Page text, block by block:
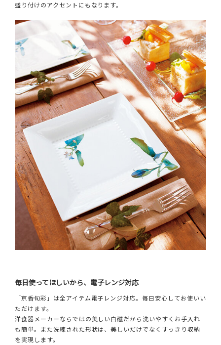
盛り付けのアクセントにもなります。
毎日使ってほしいから、電子レンジ対応
「京香旬彩」は全アイテム電子レンジ対応。毎日安心してお使いい
ただけます。
洋食器メーカーならではの美しい白磁だから洗いやすくお手入れ
も簡単。また洗練された形状は、美しいだけでなくすっきり収納
を実現します。